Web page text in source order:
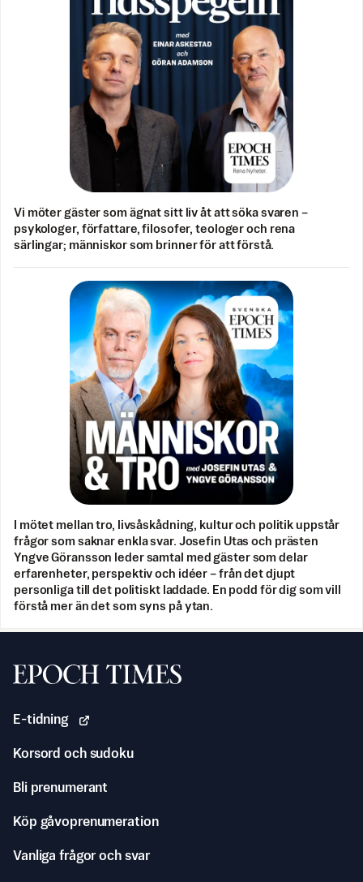
Vi möter gäster som ägnat sitt liv åt att söka svaren –
psykologer, författare, filosofer, teologer och rena
särlingar; människor som brinner för att förstå.
I mötet mellan tro, livsåskådning, kultur och politik uppstår
frågor som saknar enkla svar. Josefin Utas och prästen
Yngve Göransson leder samtal med gäster som delar
erfarenheter, perspektiv och idéer – från det djupt
personliga till det politiskt laddade. En podd för dig som vill
förstå mer än det som syns på ytan.
Svenska Epoch Times
E-tidning
Korsord och sudoku
Bli prenumerant
Köp gåvoprenumeration
Vanliga frågor och svar